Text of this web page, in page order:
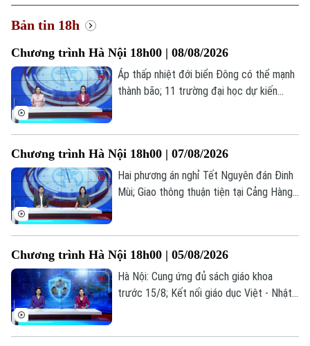
Bản tin 18h
Chương trình Hà Nội 18h00 | 08/08/2026
Áp thấp nhiệt đới biển Đông có thể mạnh
thành bão; 11 trường đại học dự kiến
hôm nay.
Chương trình Hà Nội 18h00 | 07/08/2026
Hai phương án nghỉ Tết Nguyên đán Đinh
Mùi; Giao thông thuận tiện tại Cảng Hàng
nay.
Chương trình Hà Nội 18h00 | 05/08/2026
Hà Nội: Cung ứng đủ sách giáo khoa
trước 15/8; Kết nối giáo dục Việt - Nhật